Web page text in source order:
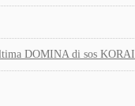
DOMINA di sos KORAI